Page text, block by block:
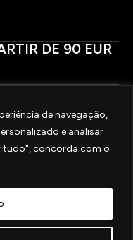
de navegação,
e analisar
tudo", concorda com o
DE 90 EUR